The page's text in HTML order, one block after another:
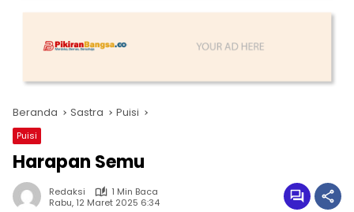
Beranda Sastra Puisi
Puisi
Harapan Semu
Redaksi
1 Min Baca
Rabu, 12 Maret 2025 6:34